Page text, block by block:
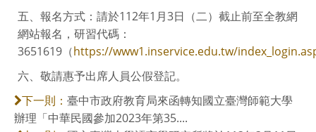
五、報名方式：請於112年1月3日（二）截止前至全教網
網站報名，研習代碼：
3651619（https://www1.inservice.edu.tw/
六、敬請惠予出席人員公假登記。
下一則： 臺中市政府教育局來函轉知國立臺灣師範大學
辦理「中華民國參加2023年第35....